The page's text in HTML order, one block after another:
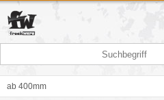
ab 400mm